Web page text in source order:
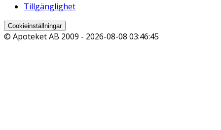
Tillgänglighet
Cookieinställningar
© Apoteket AB 2009 - 2026-08-08 03:46:45